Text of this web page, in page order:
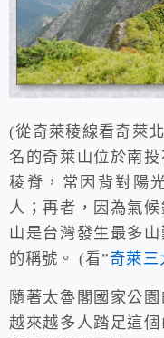
(從奇萊稜線看奇萊
名的奇萊山位於南
稜脊，常因背對陽
人；再者，因為氣
山是台灣發生最多
的稱號。 (看”奇萊三
隨著太魯閣國家公
越來越多人踏足這